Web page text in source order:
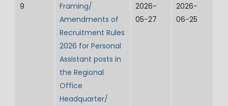
9
Framing/
Amendments of
Recruitment Rules
2026 for Personal
Assistant posts in
the Regional
Office
Headquarter/
2026-
05-27
2026-
06-25